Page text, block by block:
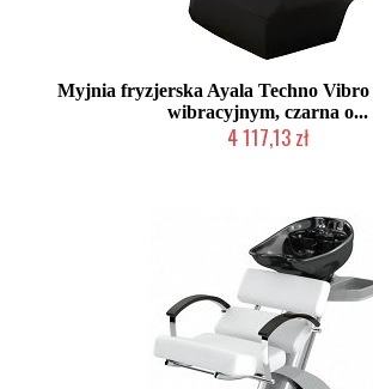
Myjnia fryzjerska Ayala Techno Vibro
wibracyjnym, czarna o...
4 117,13 zł